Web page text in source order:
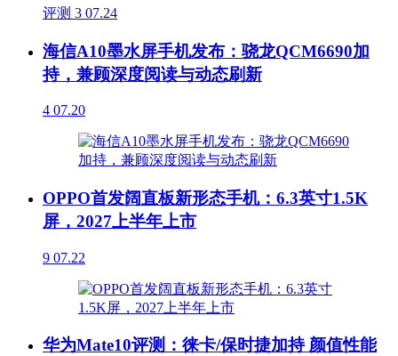
评测 3 07.24
海信A10墨水屏手机发布：骁龙QCM6690加
持，兼顾深度阅读与动态刷新
4 07.20
OPPO首发阔直板新形态手机：6.3英寸1.5K
屏，2027上半年上市
9 07.22
华为Mate10评测：徕卡/保时捷加持 颜值性能